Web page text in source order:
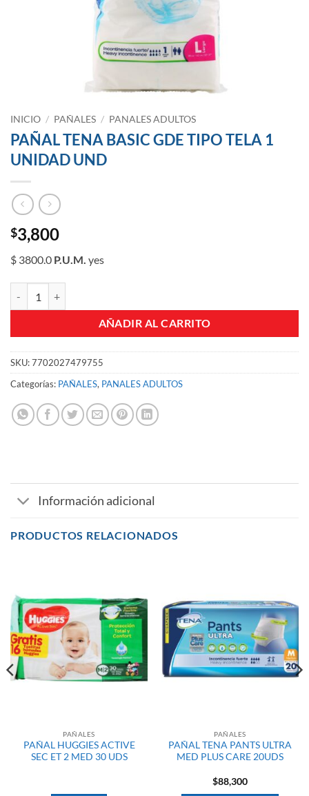
INICIO / PAÑALES / PANALES ADULTOS
PAÑAL TENA BASIC GDE TIPO TELA 1
UNIDAD UND
$3,800
$ 3800.0 P.U.M. yes
AÑADIR AL CARRITO
SKU:7702027479755
Categorías: PAÑALES, PANALES ADULTOS
Información adicional
PRODUCTOS RELACIONADOS
PAÑALES
PAÑAL HUGGIES ACTIVE
SEC ET 2 MED 30 UDS
PAÑALES
PAÑAL TENA PANTS ULTRA
MED PLUS CARE 20UDS
$88,300